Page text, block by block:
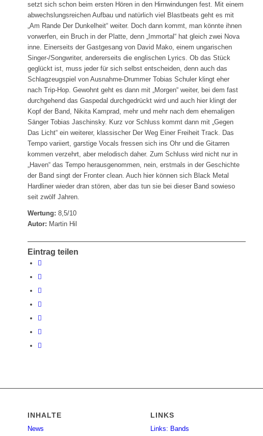
setzt sich schon beim ersten Hören in den Hirnwindungen fest. Mit einem
abwechslungsreichen Aufbau und natürlich viel Blastbeats geht es mit
„Am Rande Der Dunkelheit“ weiter. Doch dann kommt, man könnte ihnen
vorwerfen, ein Bruch in der Platte, denn „Immortal“ hat gleich zwei Nova
inne. Einerseits der Gastgesang von David Mako, einem ungarischen
Singer-/Songwriter, andererseits die englischen Lyrics. Ob das Stück
geglückt ist, muss jeder für sich selbst entscheiden, denn auch das
Schlagzeugspiel von Ausnahme-Drummer Tobias Schuler klingt eher
nach Trip-Hop. Gewohnt geht es dann mit „Morgen“ weiter, bei dem fast
durchgehend das Gaspedal durchgedrückt wird und auch hier klingt der
Kopf der Band, Nikita Kamprad, mehr und mehr nach dem ehemaligen
Sänger Tobias Jaschinsky. Kurz vor Schluss kommt dann mit „Gegen
Das Licht“ ein weiterer, klassischer Der Weg Einer Freiheit Track. Das
Tempo variiert, garstige Vocals fressen sich ins Ohr und die Gitarren
kommen verzehrt, aber melodisch daher. Zum Schluss wird nicht nur in
„Haven“ das Tempo herausgenommen, nein, erstmals in der Geschichte
der Band singt der Fronter clean. Auch hier können sich Black Metal
Hardliner wieder dran stören, aber das tun sie bei dieser Band sowieso
seit zwölf Jahren.
Wertung: 8,5/10
Autor: Martin Hil
Eintrag teilen
INHALTE
News
LINKS
Links: Bands